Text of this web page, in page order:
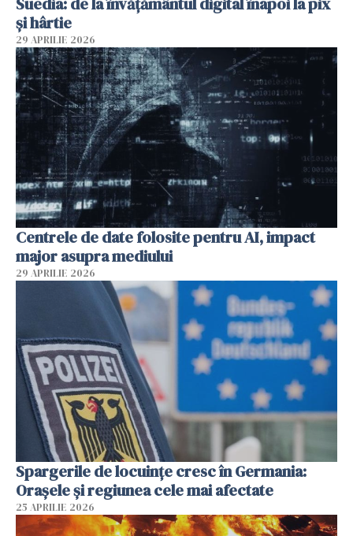
și hârtie
29 APRILIE 2026
Centrele de date folosite pentru AI, impact
major asupra mediului
29 APRILIE 2026
Spargerile de locuințe cresc în Germania:
Orașele și regiunea cele mai afectate
25 APRILIE 2026